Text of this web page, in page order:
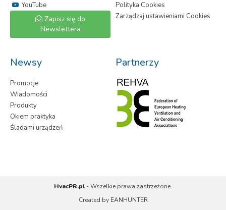
YouTube
Zapisz się do
Newslettera
Polityka Cookies
Zarządzaj ustawieniami Cookies
Newsy
Promocje
Wiadomości
Produkty
Okiem praktyka
Śladami urządzeń
Partnerzy
HvacPR.pl- Wszelkie prawa zastrzeżone.
Created by EANHUNTER